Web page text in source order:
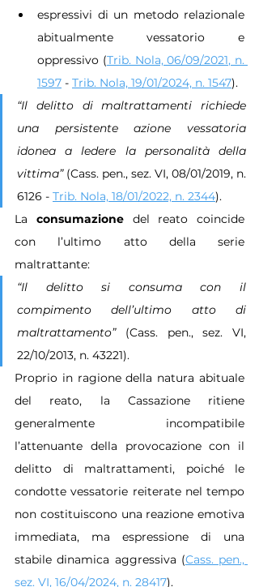
espressivi di un metodo relazionale
abitualmente vessatorio e
oppressivo (Trib. Nola, 06/09/2021, n.
1597 - Trib. Nola, 19/01/2024, n. 1547).
“Il delitto di maltrattamenti richiede
una persistente azione vessatoria
idonea a ledere la personalità della
vittima” (Cass. pen., sez. VI, 08/01/2019, n.
6126 - Trib. Nola, 18/01/2022, n. 2344).
La consumazione del reato coincide
con l’ultimo atto della serie
maltrattante:
“Il delitto si consuma con il
compimento dell’ultimo atto di
maltrattamento” (Cass. pen., sez. VI,
22/10/2013, n. 43221).
Proprio in ragione della natura abituale
del reato, la Cassazione ritiene
generalmente incompatibile
l’attenuante della provocazione con il
delitto di maltrattamenti, poiché le
condotte vessatorie reiterate nel tempo
non costituiscono una reazione emotiva
immediata, ma espressione di una
stabile dinamica aggressiva (Cass. pen.,
sez. VI, 16/04/2024, n. 28417).